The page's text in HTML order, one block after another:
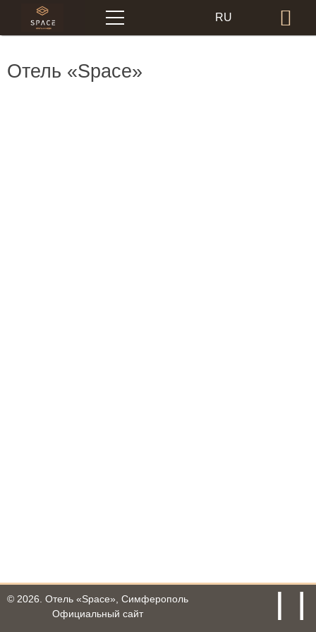
Меню RU
Отель «Space»
© 2026. Отель «Space», Симферополь
Официальный сайт